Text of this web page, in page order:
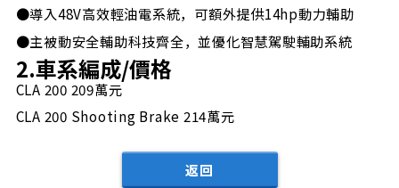
●導入48V高效輕油電系統，可額外提供14hp動力輔助
●主被動安全輔助科技齊全，並優化智慧駕駛輔助系統
2.車系編成/價格
CLA 200 209萬元
CLA 200 Shooting Brake 214萬元
返回